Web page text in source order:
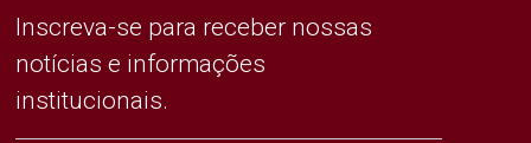
Inscreva-se para receber nossas
notícias e informações
institucionais.